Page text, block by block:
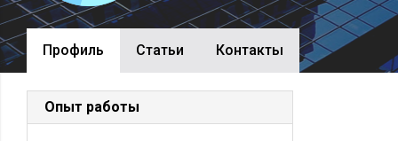
Профиль Cтатьи Контакты
Опыт работы